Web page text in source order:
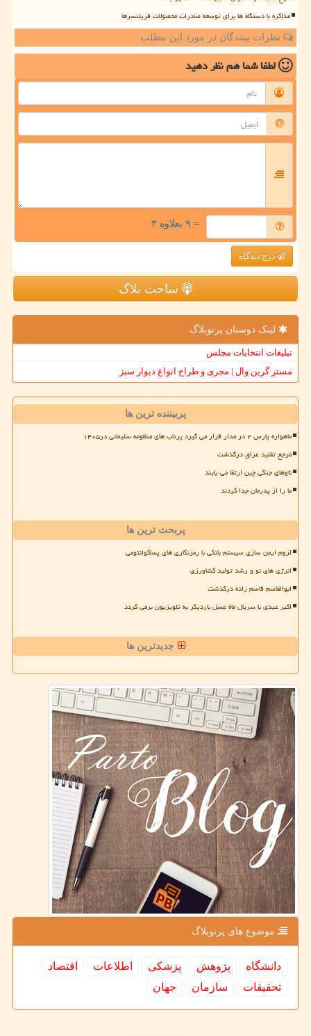
مذاکره با دستگاه ها برای توسعه صادرات محصولات فریلنسرها
نظرات بینندگان در مورد این مطلب
لطفا شما همنظر دهید
= ۹ بعلاوه ۳
درج دیدگاه
ساخت بلاگ
لینک دوستان پرتوبلاگ
تبلیغات انتخابات مجلس
مستر گرین وال | مجری و طراح انواع دیوار سبز
پربیننده ترین ها
ماهواره پارس ۲ در مدار قرار می گیرد پرتاب های منظومه سلیمانی در۱۴۰۵
مرجع تقلید عراق درگذشت
ناوهای جنگی چین ارتقا می یابند
ما را از پدرمان جدا کردند
پربحث ترین ها
لزوم ایمن سازی سیستم بانکی با رمزنگاری های پساکوانتومی
انرژی های نو و رشد تولید کشاورزی
ابوالقاسم قاسم زاده درگذشت
اکبر عبدی با سریال ماه عسل باردیگر به تلویزیون برمی گردد
جدیدترین ها
موضوع های پرتوبلاگ
دانشگاه پژوهش پزشكی اطلاعات
اقتصاد
تحقیقات
سازمان جهان